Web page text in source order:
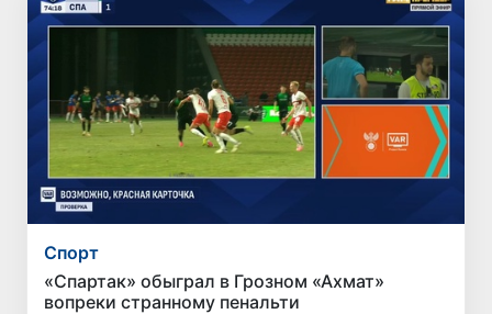
Спорт
«Спартак» обыграл в Грозном «Ахмат»
вопреки странному пенальти